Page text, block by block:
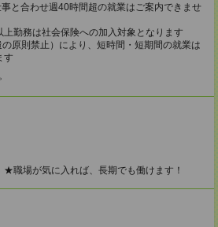
と合わせ週40時間超の就業はご案内できませ
勤務は社会保険への加入対象となります
原則禁止）により、短時間・短期間の就業は
す
職場が気に入れば、長期でも働けます！